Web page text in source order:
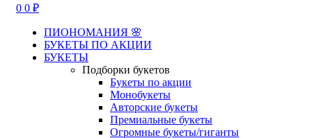
0 0 ₽
ПИОНОМАНИЯ 🌸
БУКЕТЫ ПО АКЦИИ
БУКЕТЫ
Подборки букетов
Букеты по акции
Монобукеты
Авторские букеты
Премиальные букеты
Огромные букеты/гиганты